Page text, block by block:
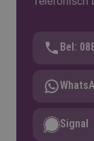
Bel:
Signal